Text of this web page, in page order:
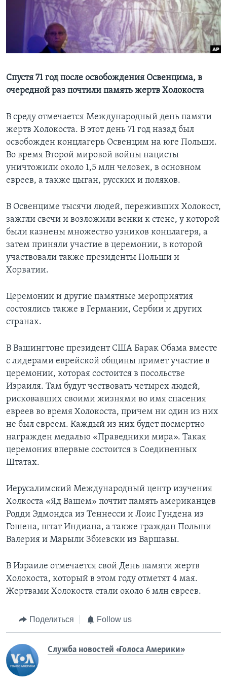
Learning English
СОЦИАЛЬНЫЕ СЕТИ
Языки
Спустя 71 год после освобождения Освенцима, в
очередной раз почтили память жертв Холокоста
В среду отмечается Международный день памяти
жертв Холокоста. В этот день 71 год назад был
освобожден концлагерь Освенцим на юге Польши.
Во время Второй мировой войны нацисты
уничтожили около 1,5 млн человек, в основном
евреев, а также цыган, русских и поляков.
В Освенциме тысячи людей, переживших Холокост,
зажгли свечи и возложили венки к стене, у которой
были казнены множество узников концлагеря, а
затем приняли участие в церемонии, в которой
участвовали также президенты Польши и
Хорватии.
Церемонии и другие памятные мероприятия
состоялись также в Германии, Сербии и других
странах.
В Вашингтоне президент США Барак Обама вместе
с лидерами еврейской общины примет участие в
церемонии, которая состоится в посольстве
Израиля. Там будут чествовать четырех людей,
рисковавших своими жизнями во имя спасения
евреев во время Холокоста, причем ни один из них
не был евреем. Каждый из них будет посмертно
награжден медалью «Праведники мира». Такая
церемония впервые состоится в Соединенных
Штатах.
Иерусалимский Международный центр изучения
Холкоста «Яд Вашем» почтит память американцев
Родди Эдмондса из Теннесси и Лоис Гундена из
Гошена, штат Индиана, а также граждан Польши
Валерия и Марыли Збиевски из Варшавы.
В Израиле отмечается свой День памяти жертв
Холокоста, который в этом году отметят 4 мая.
Жертвами Холокоста стали около 6 млн евреев.
Поделиться Follow us
Служба новостей «Голоса Америки»